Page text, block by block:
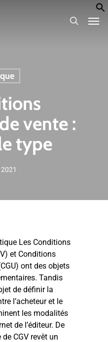
search
vente :
type
Les Conditions
et Conditions
ont des objets
Tandis
de définir la
l’acheteur et le
les modalités
de l’éditeur. De
CGV revêt un